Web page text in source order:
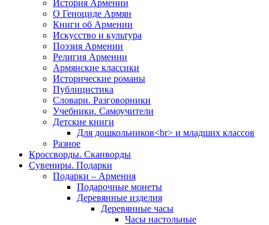
История Армении
О Геноциде Армян
Книги об Армении
Иcкусство и культура
Поэзия Армении
Религия Армении
Армянские классики
Исторические романы
Публицистика
Словари. Разговорники
Учебники. Самоучители
Детские книги
Для дошкольников<br> и младших классов
Разное
Кроссворды. Сканворды
Сувениры. Подарки
Подарки – Армения
Подарочные монеты
Деревянные изделия
Деревянные часы
Часы настольные